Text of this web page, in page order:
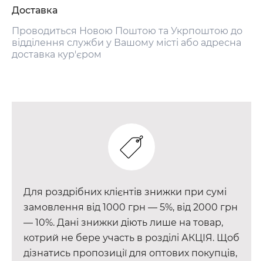
Доставка
Проводиться Новою Поштою та Укрпоштою до
відділення служби у Вашому місті або адресна
доставка кур'єром
Для роздрібних клієнтів знижки при сумі
замовлення від 1000 грн — 5%, від 2000 грн
— 10%. Дані знижки діють лише на товар,
котрий не бере участь в розділі АКЦІЯ. Щоб
дізнатись пропозиції для оптових покупців,